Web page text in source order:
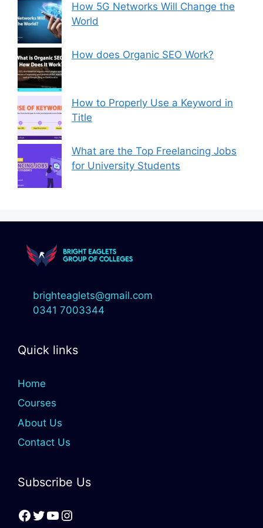
How 5G Networks Will Change the
World
How does Organic SEO Work?
How to Properly Use a Keyword in
Title
What are the Top Freelancing Jobs
for University Students
brighteaglets@gmail.com
0341 7003344
Quick links
Home
Courses
About Us
Contact Us
Subscribe Us